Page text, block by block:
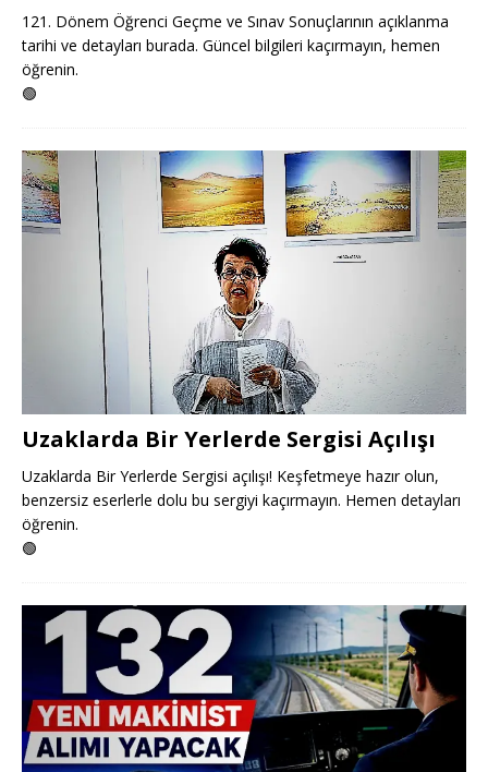
121. Dönem Öğrenci Geçme ve Sınav Sonuçlarının açıklanma
tarihi ve detayları burada. Güncel bilgileri kaçırmayın, hemen
öğrenin.
🟢
Uzaklarda Bir Yerlerde Sergisi Açılışı
Uzaklarda Bir Yerlerde Sergisi açılışı! Keşfetmeye hazır olun,
benzersiz eserlerle dolu bu sergiyi kaçırmayın. Hemen detayları
öğrenin.
🟢